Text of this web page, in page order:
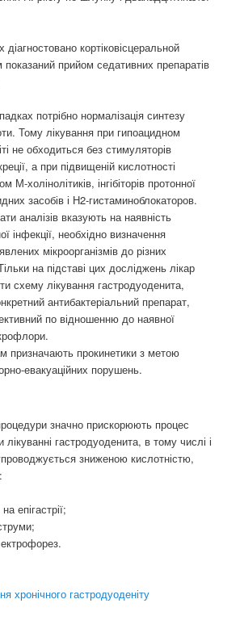
кортіковісцеральной
прийом седативних препаратів
потрібно нормалізація синтезу
Тому лікування при гипоацидном
не обходиться без стимуляторів
а при підвищеній кислотності
М-холінолітиків, інгібіторів протонної
засобів і Н2-гистаминоблокаторов.
аналізів вказують на наявність
інфекції, необхідно визначення
мікроорганізмів до різних
на підставі цих досліджень лікар
схему лікування гастродуоденита,
антибактеріальний препарат,
по відношенню до наявної
призначають прокинетики з метою
евакуаційних порушень.
значно прискорюють процес
гастродуоденита, в тому числі і
зниженою кислотністю,
епігастрії;
хронічного гастродуоденіту